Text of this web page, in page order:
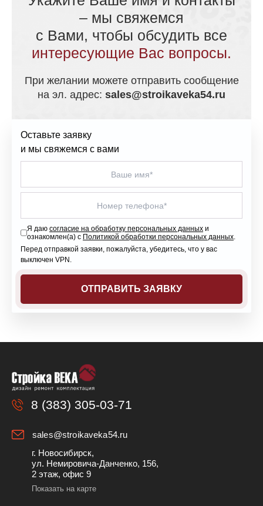
– мы свяжемся
с Вами, чтобы обсудить все
интересующие Вас вопросы.
При желании можете отправить сообщение
на эл. адрес: sales@stroikaveka54.ru
Оставьте заявку
и мы свяжемся с вами
Я даю согласие на обработку персональных данныхи
ознакомлен(а) с Политикой обработки персональных данных.
Перед отправкой заявки, пожалуйста, убедитесь, что у вас
выключен VPN.
8 (383) 305-03-71
sales@stroikaveka54.ru
г. Новосибирск,
ул. Немировича-Данченко, 156,
2 этаж, офис 9
Показать на карте